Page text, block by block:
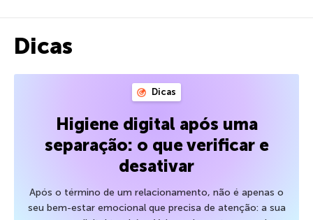
Dicas
Dicas
Higiene digital após uma
separação: o que verificar e
desativar
Após o término de um relacionamento, não é apenas o
seu bem-estar emocional que precisa de atenção: a sua